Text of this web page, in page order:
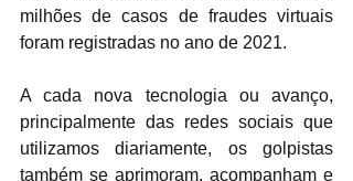
milhões de casos de fraudes virtuais
foram registradas no ano de 2021.
A cada nova tecnologia ou avanço,
principalmente das redes sociais que
utilizamos diariamente, os golpistas
também se aprimoram, acompanham e